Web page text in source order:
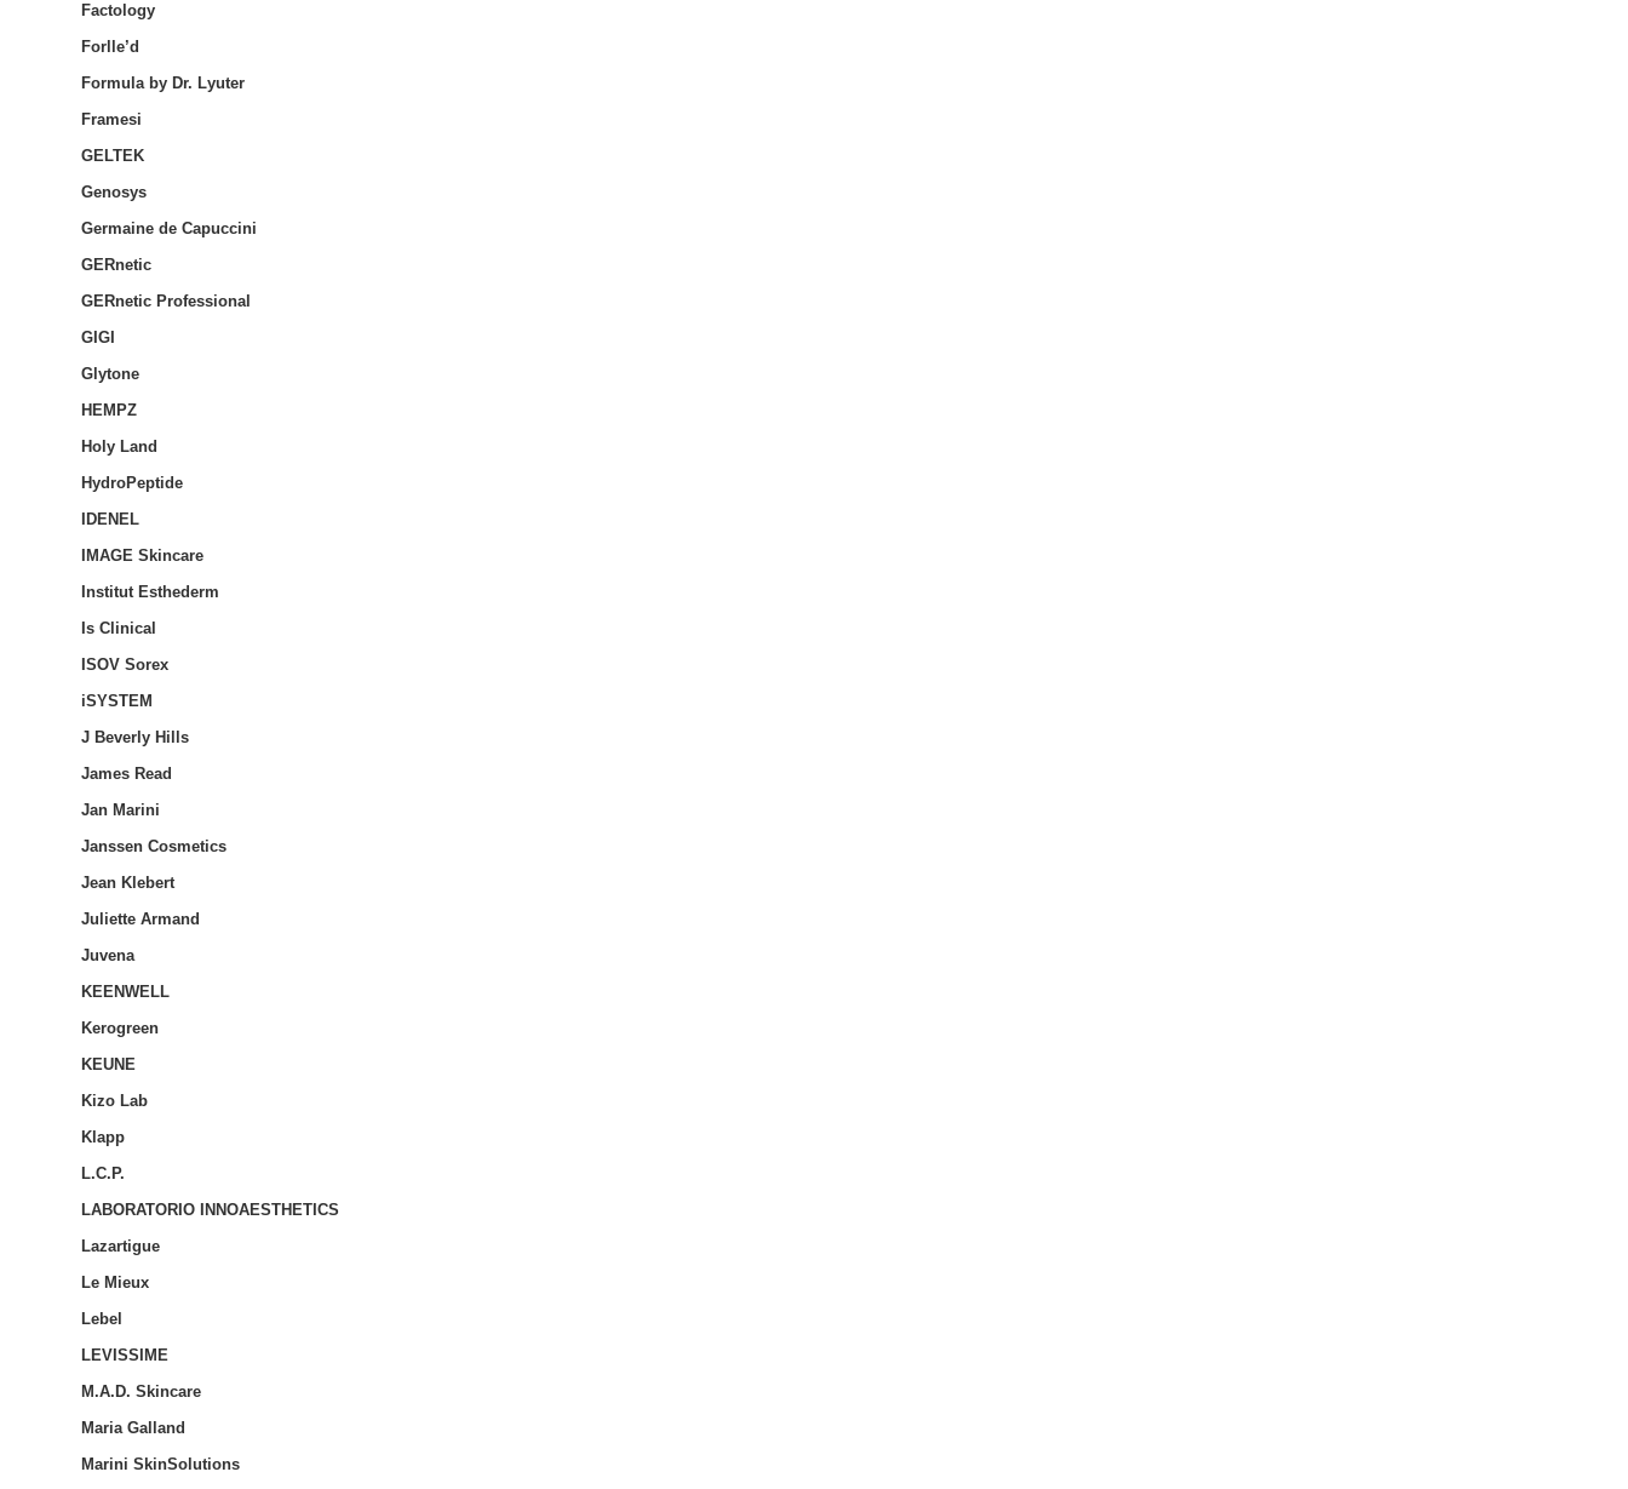
Factology
Forlle’d
Formula by Dr. Lyuter
Framesi
GELTEK
Genosys
Germaine de Capuccini
GERnetic
GERnetic Professional
GIGI
Glytone
HEMPZ
Holy Land
HydroPeptide
IDENEL
IMAGE Skincare
Institut Esthederm
Is Clinical
ISOV Sorex
iSYSTEM
J Beverly Hills
James Read
Jan Marini
Janssen Cosmetics
Jean Klebert
Juliette Armand
Juvena
KEENWELL
Kerogreen
KEUNE
Kizo Lab
Klapp
L.C.P.
LABORATORIO INNOAESTHETICS
Lazartigue
Le Mieux
Lebel
LEVISSIME
M.A.D. Skincare
Maria Galland
Marini SkinSolutions